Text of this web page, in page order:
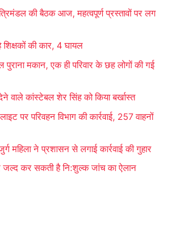
की बैठक आज, महत्वपूर्ण प्रस्तावों पर लग
की कार, 4 घायल
मकान, एक ही परिवार के छह लोगों की गई
वाले कांस्टेबल शेर सिंह को किया बर्खास्त
पर परिवहन विभाग की कार्रवाई, 257 वाहनों
महिला ने प्रशासन से लगाई कार्रवाई की गुहार
जल्द कर सकती है नि:शुल्क जांच का ऐलान